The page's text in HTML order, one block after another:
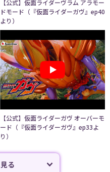
【公式】仮面ライダーヴラム アラモー
ドモード（『仮面ライダーガヴ』ep40
より）
【公式】仮面ライダーガヴ オーバーモ
ード（『仮面ライダーガヴ』ep33よ
り）
る